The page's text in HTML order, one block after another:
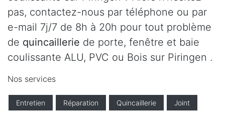
pas, contactez-nous par téléphone ou par
e-mail 7j/7 de 8h à 20h pour tout problème
de quincaillerie de porte, fenêtre et baie
coulissante ALU, PVC ou Bois sur Piringen .
Nos services
Entretien Réparation Quincaillerie Joint